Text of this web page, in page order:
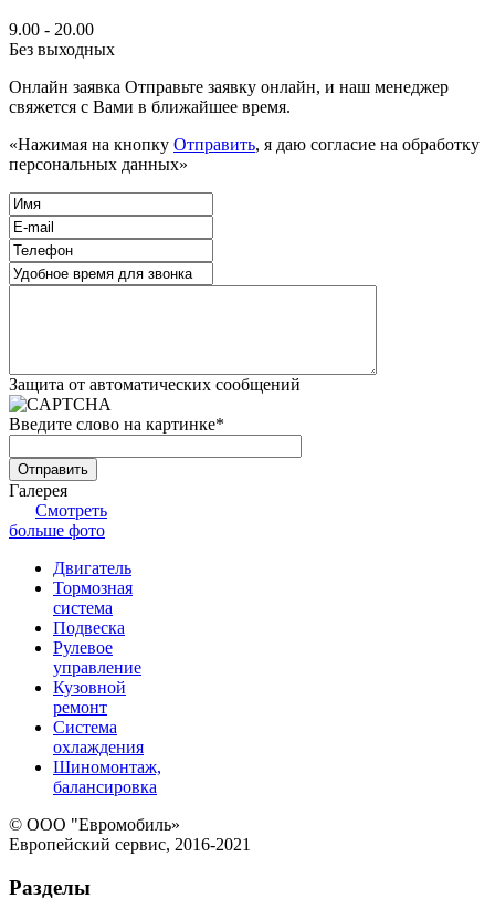
9.00 - 20.00
Без выходных
Онлайн заявка Отправьте заявку онлайн, и наш менеджер
свяжется с Вами в ближайшее время.
«Нажимая на кнопку Отправить, я даю согласие на обработку
персональных данных»
Защита от автоматических сообщений
Введите слово на картинке*
Галерея
Смотреть
больше фото
Двигатель
Тормозная
система
Подвеска
Рулевое
управление
Кузовной
ремонт
Система
охлаждения
Шиномонтаж,
балансировка
© ООО "Евромобиль»
Европейский сервис, 2016-2021
Разделы